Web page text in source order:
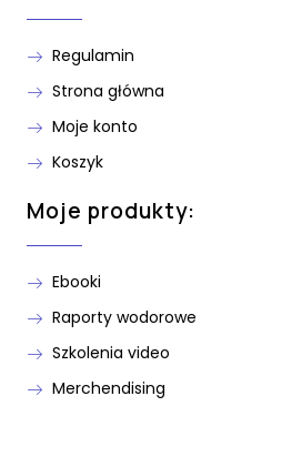
Regulamin
Strona główna
Moje konto
Koszyk
Moje produkty:
Ebooki
Raporty wodorowe
Szkolenia video
Merchendising